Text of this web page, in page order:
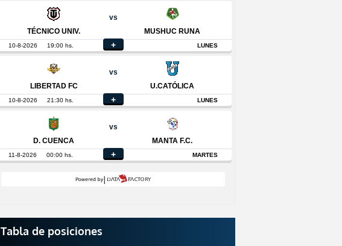
Tabla de posiciones